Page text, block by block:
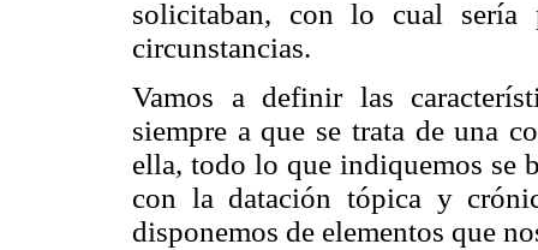
solicitaban, con lo cual sería
circunstancias.
Vamos a definir las
siempre a que se trata de una
ella, todo lo que indiquemos se
con la datación tópica y
disponemos de elementos que